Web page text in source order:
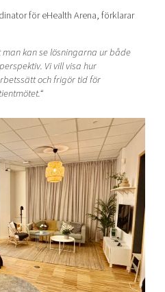
för eHealth Arena, förklarar
kan se lösningarna ur både
Vi vill visa hur
och frigör tid för
“